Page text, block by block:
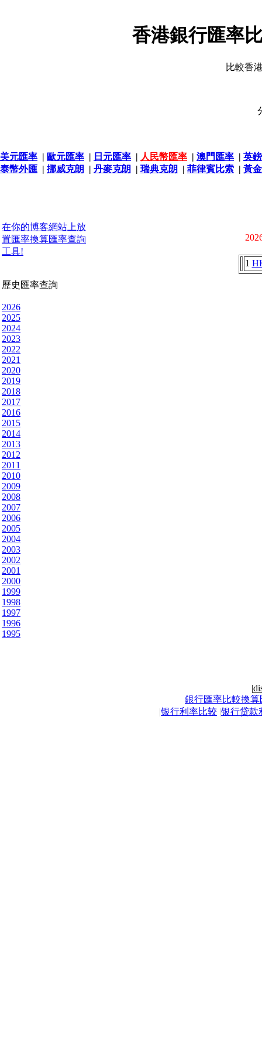
香港銀行匯率
比較香
美元匯率 | 歐元匯率 | 日元匯率 | 人民幣匯率 | 澳門匯率 | 英
泰幣外匯 | 挪威克朗 | 丹麥克朗 | 瑞典克朗 | 菲律賓比索 | 黃
在你的博客網站上放
置匯率換算匯率查詢
工具!
歷史匯率查詢
2026
2025
2024
2023
2022
2021
2020
2019
2018
2017
2016
2015
2014
2013
2012
2011
2010
2009
2008
2007
2006
2005
2004
2003
2002
2001
2000
1999
1998
1997
1996
1995
1
|
銀行匯率比較換算
|银行利率比较 |银行贷款